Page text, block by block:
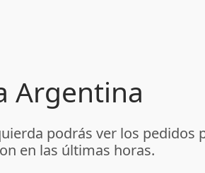
Argentina
podrás ver los pedidos
en las últimas horas.